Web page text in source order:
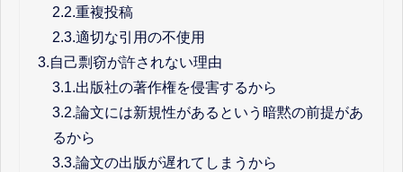
2.2.重複投稿
2.3.適切な引用の不使用
3.自己剽窃が許されない理由
3.1.出版社の著作権を侵害するから
3.2.論文には新規性があるという暗黙の前提があ
るから
3.3.論文の出版が遅れてしまうから